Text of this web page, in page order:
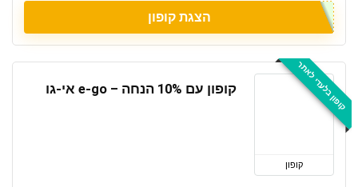
הצגת קופון
קופון בלעדי לאתר
קופון
קופון עם 10% הנחה – e-go אי-גו